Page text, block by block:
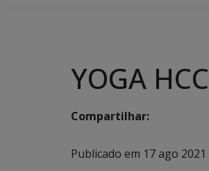
YOGA HCC
Compartilhar:
Publicado em 17 ago 2021